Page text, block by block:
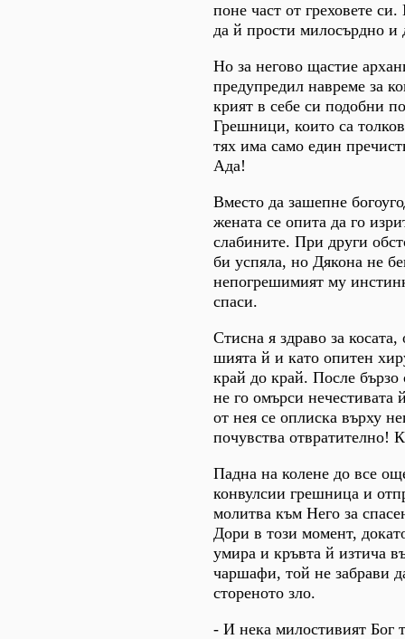
поне част от греховете
да й прости милосърдно и
Но за негово щастие
предупредил навреме за
крият в себе си подобни
Грешници, които са
тях има само един
Ада!
Вместо да зашепне
жената се опита да го
слабините. При други
би успяла, но Дякона не
непогрешимият му
спаси.
Стисна я здраво за
шията й и като опитен
край до край. После бързо
не го омърси нечестивата
от нея се оплиска върху
почувства отвратително!
Падна на колене до все
конвулсии грешница и
молитва към Него за
Дори в този момент,
умира и кръвта й изтича
чаршафи, той не забрави
стореното зло.
- И нека милостивият Бог